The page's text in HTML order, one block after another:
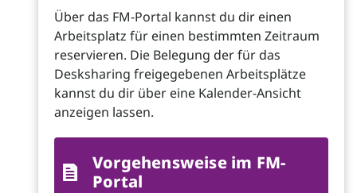
Über das FM-Portal kannst du dir einen
Arbeitsplatz für einen bestimmten Zeitraum
reservieren. Die Belegung der für das
Desksharing freigegebenen Arbeitsplätze
kannst du dir über eine Kalender-Ansicht
anzeigen lassen.
Vorgehensweise im FM-
Portal